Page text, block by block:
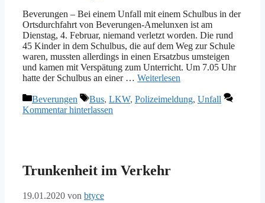
Beverungen – Bei einem Unfall mit einem Schulbus in der
Ortsdurchfahrt von Beverungen-Amelunxen ist am
Dienstag, 4. Februar, niemand verletzt worden. Die rund
45 Kinder in dem Schulbus, die auf dem Weg zur Schule
waren, mussten allerdings in einen Ersatzbus umsteigen
und kamen mit Verspätung zum Unterricht. Um 7.05 Uhr
hatte der Schulbus an einer … Weiterlesen
Kategorien
Beverungen Schlagwörter
Bus, LKW, Polizeimeldung, Unfall
Kommentar hinterlassen
Trunkenheit im Verkehr
19.01.2020 von btyce